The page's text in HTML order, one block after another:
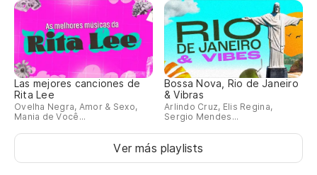
Las mejores canciones de
Rita Lee
Ovelha Negra, Amor & Sexo,
Mania de Você...
Bossa Nova, Rio de Janeiro
& Vibras
Arlindo Cruz, Elis Regina,
Sergio Mendes...
Ver más playlists